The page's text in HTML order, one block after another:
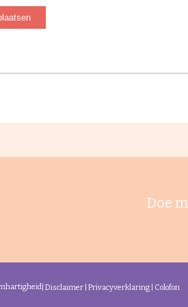
Doe
Disclaimer Privacyverklaring Colofon